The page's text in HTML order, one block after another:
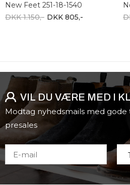
New Feet 251-18-1540
DKK 1.150,- DKK 805,-
VIL DU VÆRE MED I
Modtag nyhedsmails med
presales